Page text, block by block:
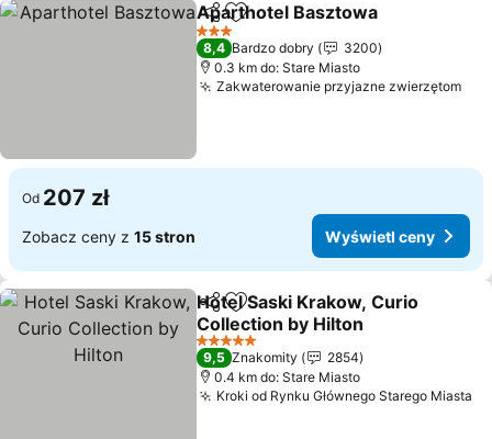
Udostępnij
Dodaj do ulubionych
Aparthotel Basztowa
3 Kategoria
8,4 Bardzo dobry
3200
0.3 km do: Stare Miasto
Zakwaterowanie przyjazne zwierzętom
Od 207 zł
Zobacz ceny z 15 stron Wyświetl ceny
Udostępnij
Dodaj do ulubionych
Hotel Saski Krakow, Curio
Collection by Hilton
5 Kategoria
9,5 Znakomity
2854
0.4 km do: Stare Miasto
Kroki od Rynku Głównego Starego Miasta